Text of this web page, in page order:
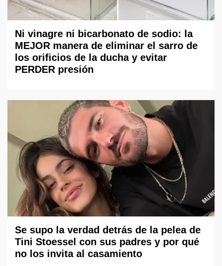
Ni vinagre ni bicarbonato de sodio: la
MEJOR manera de eliminar el sarro de
los orificios de la ducha y evitar
PERDER presión
Se supo la verdad detrás de la pelea de
Tini Stoessel con sus padres y por qué
no los invita al casamiento